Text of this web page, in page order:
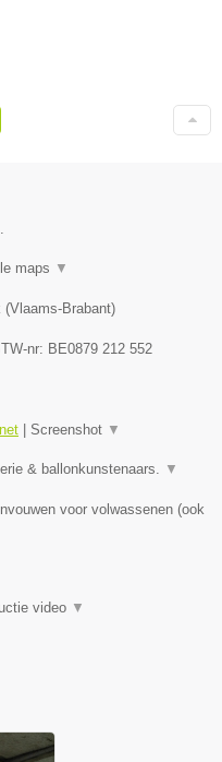
maps ▼
(Vlaams-Brabant)
nr: BE0879 212 552
Screenshot ▼
& ballonkunstenaars. ▼
voor volwassenen (ook
video ▼